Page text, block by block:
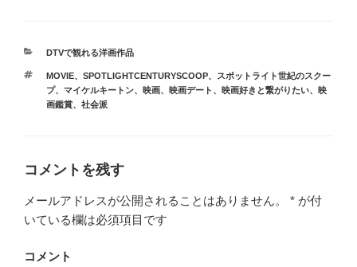
カ
ゴ
リ
ー
DTVで観れる洋画作品
タ
グ
MOVIE、 SPOTLIGHTCENTURYSCOOP、
スポットライト世紀のスクー
プ、 マイケルキートン、 映画、 映画デート 、 映画好きと繋がりたい、
映
画鑑賞、 社会派
コメントを残す
メールアドレスが公開されることはありません。 * が付
いている欄は必須項目です
コメント